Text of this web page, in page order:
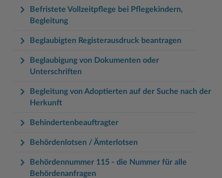
Befristete Vollzeitpflege bei Pflegekindern,
Begleitung
Beglaubigten Registerausdruck beantragen
Beglaubigung von Dokumenten oder
Unterschriften
Begleitung von Adoptierten auf der Suche nach der
Herkunft
Behindertenbeauftragter
Behördenlotsen / Ämterlotsen
Behördennummer 115 - die Nummer für alle
Behördenanfragen